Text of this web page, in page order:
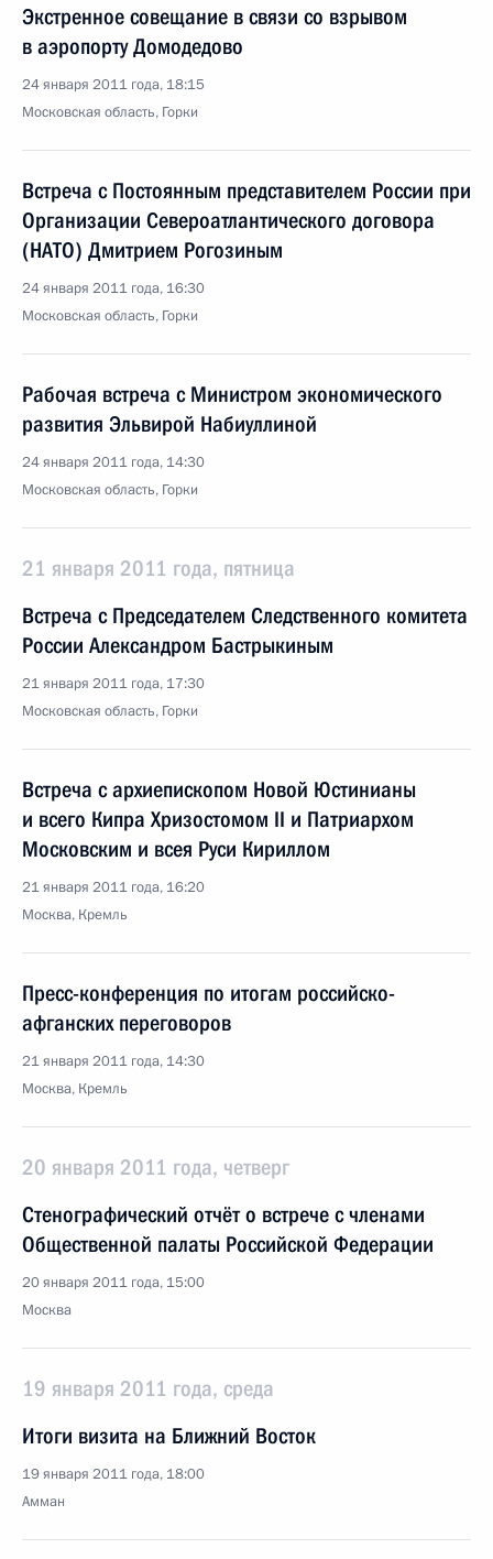
Экстренное совещание в связи со взрывом
в аэропорту Домодедово
24 января 2011 года, 18:15
Московская область, Горки
Встреча с Постоянным представителем России при
Организации Североатлантического договора
(НАТО) Дмитрием Рогозиным
24 января 2011 года, 16:30
Московская область, Горки
Рабочая встреча с Министром экономического
развития Эльвирой Набиуллиной
24 января 2011 года, 14:30
Московская область, Горки
21 января 2011 года, пятница
Встреча с Председателем Следственного комитета
России Александром Бастрыкиным
21 января 2011 года, 17:30
Московская область, Горки
Встреча с архиепископом Новой Юстинианы
и всего Кипра Хризостомом II и Патриархом
Московским и всея Руси Кириллом
21 января 2011 года, 16:20
Москва, Кремль
Пресс-конференция по итогам российско-
афганских переговоров
21 января 2011 года, 14:30
Москва, Кремль
20 января 2011 года, четверг
Стенографический отчёт о встрече с членами
Общественной палаты Российской Федерации
20 января 2011 года, 15:00
Москва
19 января 2011 года, среда
Итоги визита на Ближний Восток
19 января 2011 года, 18:00
Амман